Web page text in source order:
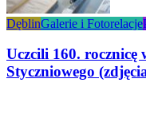
DęblinGalerie i Fotorelacje
Uczcili 160. rocznicę
Styczniowego